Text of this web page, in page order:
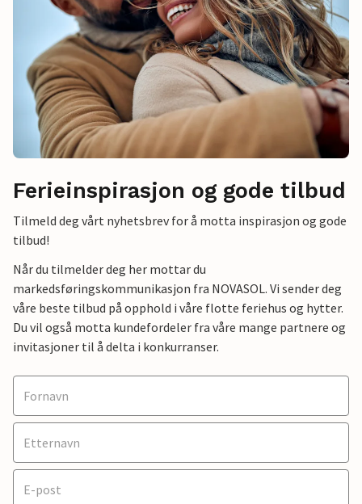
Ferieinspirasjon og gode tilbud
Tilmeld deg vårt nyhetsbrev for å motta inspirasjon og gode
tilbud!
Når du tilmelder deg her mottar du
markedsføringskommunikasjon fra NOVASOL. Vi sender deg
våre beste tilbud på opphold i våre flotte feriehus og hytter.
Du vil også motta kundefordeler fra våre mange partnere og
invitasjoner til å delta i konkurranser.